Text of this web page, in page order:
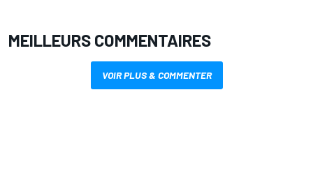
MEILLEURS COMMENTAIRES
VOIR PLUS & COMMENTER